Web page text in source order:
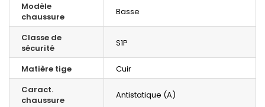
Modèle
chaussure
Basse
Classe de
sécurité
S1P
Matière tige
Cuir
Caract.
chaussure
Antistatique (A)